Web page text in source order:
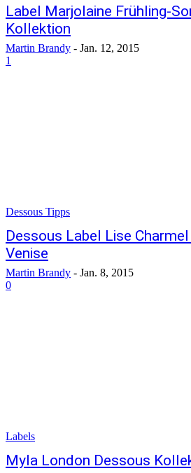
Label Marjolaine Frühling-
Kollektion
Martin Brandy - Jan. 12, 2015
1
Dessous Tipps
Dessous Label Lise
Venise
Martin Brandy - Jan. 8, 2015
0
Labels
Myla London Dessous